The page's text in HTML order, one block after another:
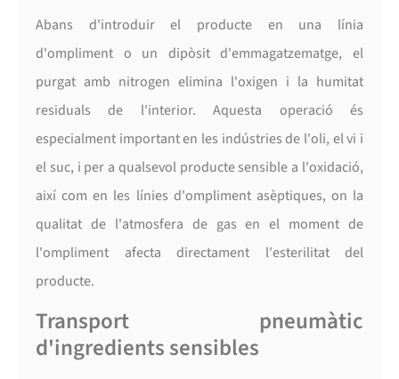
Abans d'introduir el producte en una línia
d'ompliment o un dipòsit d'emmagatzematge, el
purgat amb nitrogen elimina l'oxigen i la humitat
residuals de l'interior. Aquesta operació és
especialment important en les indústries de l'oli, el vi i
el suc, i per a qualsevol producte sensible a l'oxidació,
així com en les línies d'ompliment asèptiques, on la
qualitat de l'atmosfera de gas en el moment de
l'ompliment afecta directament l'esterilitat del
producte.
Transport pneumàtic
d'ingredients sensibles